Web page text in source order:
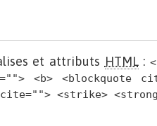
et attributs HTML:
<b> <blockquote
cite=""> <strike>